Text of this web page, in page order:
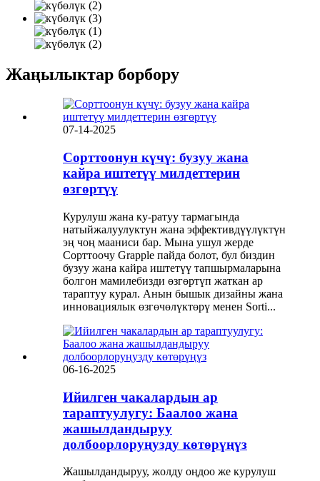
Жаңылыктар борбору
07-14-2025
Сорттоонун күчү: бузуу жана
кайра иштетүү милдеттерин
өзгөртүү
Курулуш жана ку-ратуу тармагында
натыйжалуулуктун жана эффективдүүлүктүн
эң чоң мааниси бар. Мына ушул жерде
Сорттоочу Grapple пайда болот, бул биздин
бузуу жана кайра иштетүү тапшырмаларына
болгон мамилебизди өзгөртүп жаткан ар
тараптуу курал. Анын бышык дизайны жана
инновациялык өзгөчөлүктөрү менен Sorti...
06-16-2025
Ийилген чакалардын ар
тараптуулугу: Баалоо жана
жашылдандыруу
долбоорлоруңузду көтөрүңүз
Жашылдандыруу, жолду оңдоо же курулуш